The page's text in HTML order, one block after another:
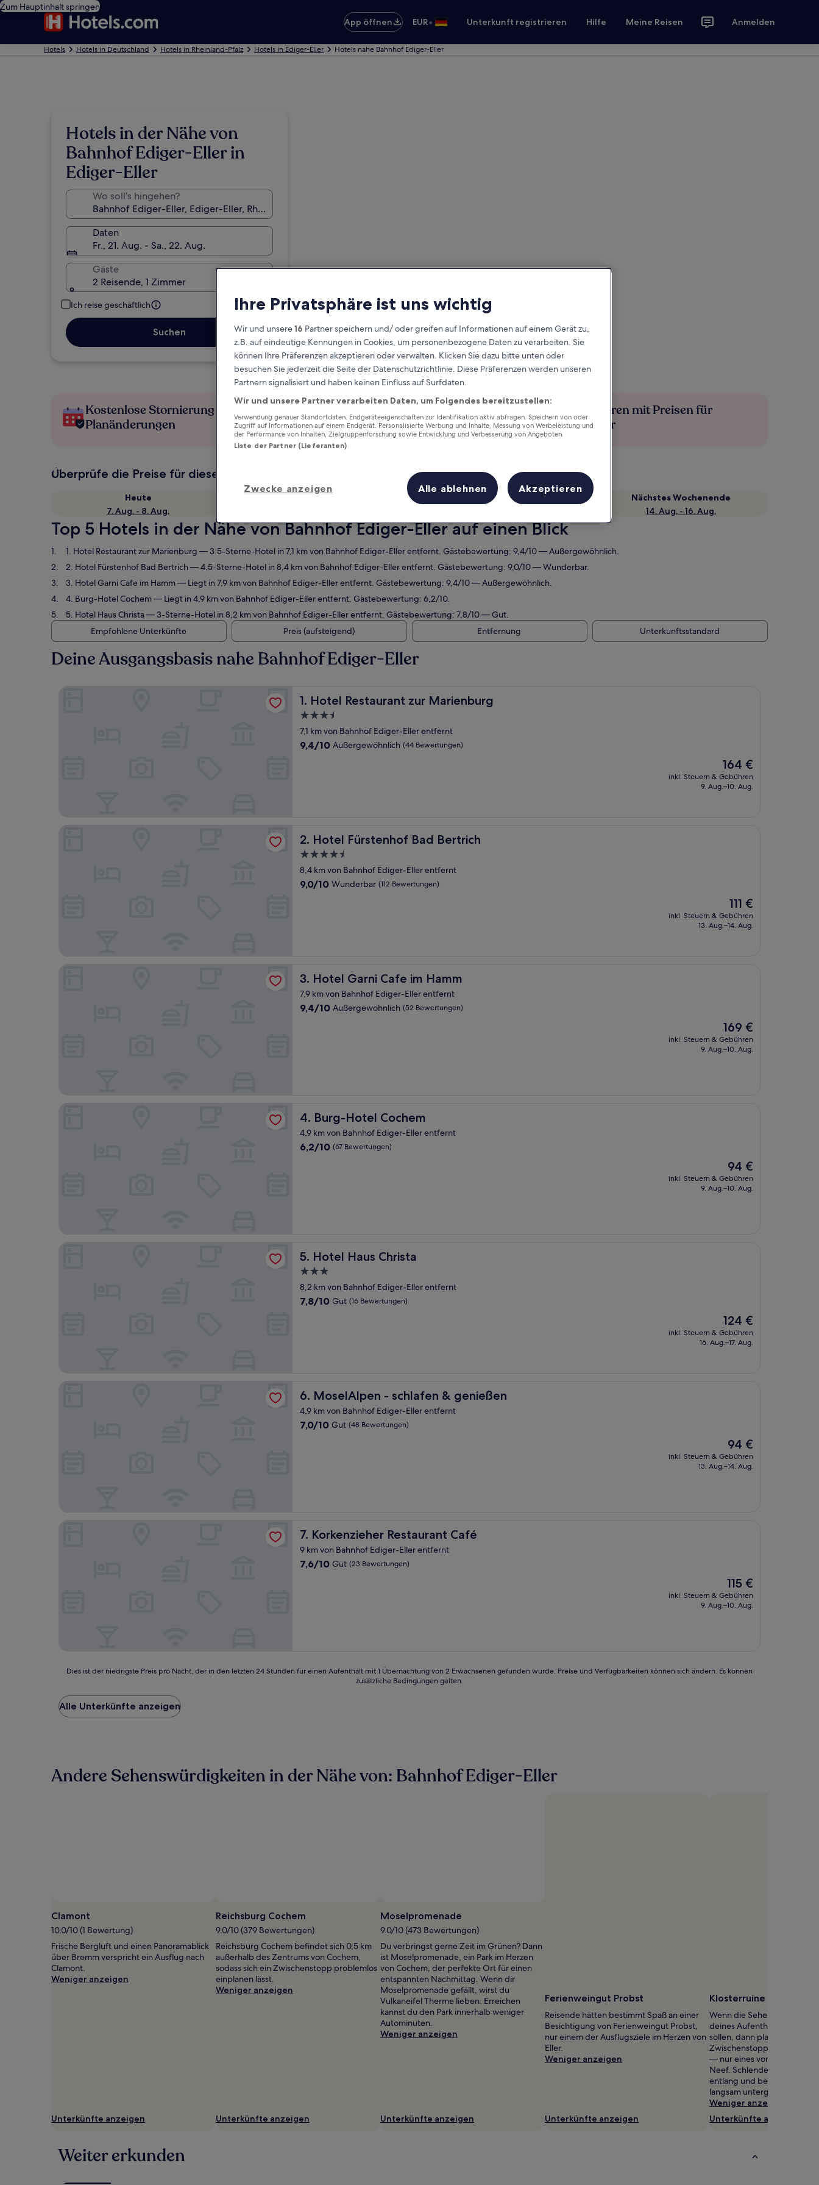
Zum Hauptinhalt springen
App öffnen
EUR• Unterkunft registrieren Hilfe Meine Reisen Anmelden
Hotels Hotels in Deutschland Hotels in Rheinland-Pfalz Hotels in Ediger-Eller Hotels nahe Bahnhof Ediger-Eller
Hotels in der Nähe von
Bahnhof Ediger-Eller in
Ediger-Eller
Wo soll’s hingehen?
Daten
Fr., 21. Aug. - Sa., 22. Aug.
Gäste
2 Reisende, 1 Zimmer
Ich reise geschäftlich
Suchen
Kostenlose Stornierung bei
Planänderungen
Verdiene Prämien für jede
wahrgenommene Übernachtung
Mehr sparen mit Preisen für
Mitglieder
Überprüfe die Preise für diese Daten
Heute
7. Aug. - 8. Aug.
Morgen
Dieses Wochenende
Nächstes Wochenende
14. Aug. - 16. Aug.
Top 5 Hotels in der Nähe von Bahnhof Ediger-Eller auf einen Blick
1. Hotel Restaurant zur Marienburg — 3.5-Sterne-Hotel in 7,1 km von Bahnhof Ediger-Eller entfernt. Gästebewertung: 9,4/10 — Außergewöhnlich.
2. Hotel Fürstenhof Bad Bertrich— 4.5-Sterne-Hotel in 8,4 km von Bahnhof Ediger-Eller entfernt. Gästebewertung: 9,0/10 — Wunderbar.
3. Hotel Garni Cafe im Hamm— Liegt in 7,9 km von Bahnhof Ediger-Eller entfernt. Gästebewertung: 9,4/10 — Außergewöhnlich.
4. Burg-Hotel Cochem— Liegt in 4,9 km von Bahnhof Ediger-Eller entfernt. Gästebewertung: 6,2/10.
5. Hotel Haus Christa— 3-Sterne-Hotel in 8,2 km von Bahnhof Ediger-Eller entfernt. Gästebewertung: 7,8/10 — Gut.
Empfohlene Unterkünfte
Preis (aufsteigend) Entfernung Unterkunftsstandard
Deine Ausgangsbasis nahe Bahnhof Ediger-Eller
1. Hotel Restaurant zur Marienburg
Hotel Restaurant zur Marienburg
3.5-
Sterne-
Unterkunft
7,1 km von Bahnhof Ediger-Eller entfernt
9.4
9,4/10 Außergewöhnlich (44 Bewertungen)
Der
Preis
beträgt
164 €
inkl. Steuern & Gebühren
9. Aug.–10. Aug.
2. Hotel Fürstenhof Bad Bertrich
Hotel Fürstenhof Bad Bertrich
4.5-
Sterne-
Unterkunft
8,4 km von Bahnhof Ediger-Eller entfernt
9.0
9,0/10 Wunderbar (112 Bewertungen)
Der
Preis
beträgt
111 €
inkl. Steuern & Gebühren
13. Aug.–14. Aug.
3. Hotel Garni Cafe im Hamm
Hotel Garni Cafe im Hamm
7,9 km von Bahnhof Ediger-Eller entfernt
9.4
9,4/10 Außergewöhnlich (52 Bewertungen)
Der
Preis
beträgt
169 €
inkl. Steuern & Gebühren
9. Aug.–10. Aug.
4. Burg-Hotel Cochem
Burg-Hotel Cochem
4,9 km von Bahnhof Ediger-Eller entfernt
6.2
6,2/10 (67 Bewertungen)
Der
Preis
beträgt
94 €
inkl. Steuern & Gebühren
9. Aug.–10. Aug.
5. Hotel Haus Christa
Hotel Haus Christa
3.0-
Sterne-
Unterkunft
8,2 km von Bahnhof Ediger-Eller entfernt
7.8
7,8/10 Gut (16 Bewertungen)
Der
Preis
beträgt
124 €
inkl. Steuern & Gebühren
16. Aug.–17. Aug.
6. MoselAlpen - schlafen & genießen
MoselAlpen - schlafen & genießen
4,9 km von Bahnhof Ediger-Eller entfernt
7.0
7,0/10 Gut (48 Bewertungen)
Der
Preis
beträgt
94 €
inkl. Steuern & Gebühren
13. Aug.–14. Aug.
7. Korkenzieher Restaurant Café
Korkenzieher Restaurant Café
9 km von Bahnhof Ediger-Eller entfernt
7.6
7,6/10 Gut (23 Bewertungen)
Der
Preis
beträgt
115 €
inkl. Steuern & Gebühren
9. Aug.–10. Aug.
Dies
der
niedrigste
Preis
den
letzten
und
können
sich
ändern.
Es
können
Dies ist der niedrigste Preis pro Nacht, der in den letzten 24 Stunden für einen Aufenthalt mit 1 Übernachtung von 2 Erwachsenen gefunden wurde. Preise und Verfügbarkeiten können sich ändern. Es können
zusätzliche Bedingungen gelten.
Alle Unterkünfte anzeigen
Andere Sehenswürdigkeiten in der Nähe von: Bahnhof Ediger-Eller
Clamont
10.0/10 (1 Bewertung)
Frische Bergluft und einen Panoramablick
über Bremm verspricht ein Ausflug nach
Clamont.
Weniger anzeigen
Unterkünfte anzeigen
Reichsburg Cochem
9.0/10 (379 Bewertungen)
Reichsburg Cochem befindet sich 0,5 km
außerhalb des Zentrums von Cochem,
sodass sich ein Zwischenstopp problemlos
einplanen lässt.
Weniger anzeigen
Unterkünfte anzeigen
Moselpromenade
9.0/10 (473 Bewertungen)
Du verbringst gerne Zeit im Grünen? Dann
ist Moselpromenade, ein Park im Herzen
von Cochem, der perfekte Ort für einen
entspannten Nachmittag. Wenn dir
Moselpromenade gefällt, wirst du
Vulkaneifel Therme lieben. Erreichen
kannst du den Park innerhalb weniger
Autominuten.
Weniger anzeigen
Unterkünfte anzeigen
Ferienweingut Probst
Reisende hätten bestimmt Spaß an einer
Besichtigung von Ferienweingut Probst,
nur einem der Ausflugsziele im Herzen von
Eller.
Weniger anzeigen
Unterkünfte anzeigen
Klosterruine Stuben
Wenn die
deines Aufenthalts nicht zu
sollen, dann plane doch
Zwischenstopp bei
— nur eines von vielen
Neef. Schlender gemütlich
entlang und beobachte, wie
langsam untergeht.
Weniger anzeigen
Unterkünfte anzeigen
Weiter erkunden
Ihre Privatsphäre ist uns wichtig
Wir und unsere16 Partner speichern und/ oder greifen auf Informationen auf einem Gerät zu,
z.B. auf eindeutige Kennungen in Cookies, um personenbezogene Daten zu verarbeiten. Sie
können Ihre Präferenzen akzeptieren oder verwalten. Klicken Sie dazu bitte unten oder
besuchen Sie jederzeit die Seite der Datenschutzrichtlinie. Diese Präferenzen werden unseren
Partnern signalisiert und haben keinen Einfluss auf Surfdaten.
Wir und unsere Partner verarbeiten Daten, um Folgendes bereitzustellen:
Verwendung genauer Standortdaten. Endgeräteeigenschaften zur Identifikation aktiv abfragen. Speichern von oder
Zugriff auf Informationen auf einem Endgerät. Personalisierte Werbung und Inhalte, Messung von Werbeleistung und
der Performance von Inhalten, Zielgruppenforschung sowie Entwicklung und Verbesserung von Angeboten.
Liste der Partner (Lieferanten)
Zwecke anzeigen Alle ablehnen Akzeptieren